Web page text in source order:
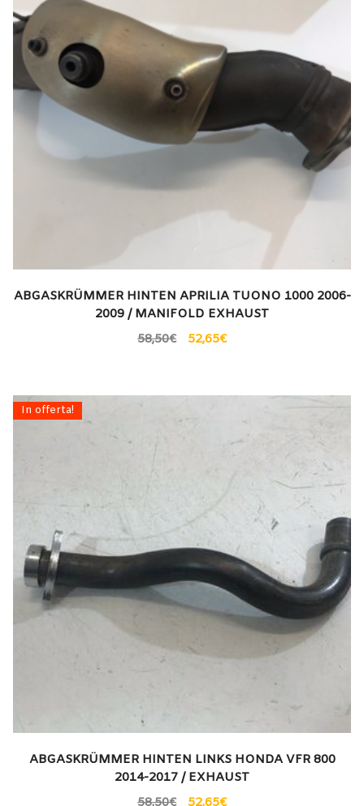
ABGASKRÜMMER HINTEN APRILIA TUONO 1000 2006-
2009 / MANIFOLD EXHAUST
58,50€ 52,65€
In offerta!
ABGASKRÜMMER HINTEN LINKS HONDA VFR 800
2014-2017 / EXHAUST
58,50€ 52,65€